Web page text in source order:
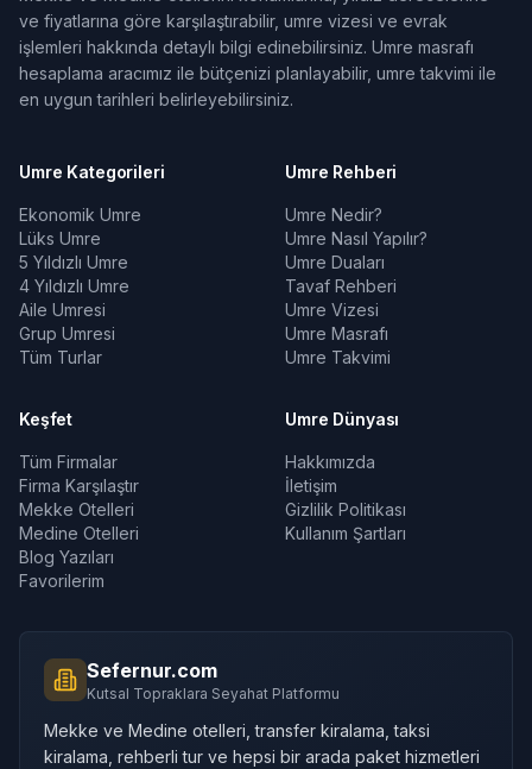
ve fiyatlarına göre karşılaştırabilir, umre vizesi ve evrak
işlemleri hakkında detaylı bilgi edinebilirsiniz. Umre masrafı
hesaplama aracımız ile bütçenizi planlayabilir, umre takvimi ile
en uygun tarihleri belirleyebilirsiniz.
Umre Kategorileri
Ekonomik Umre
Lüks Umre
5 Yıldızlı Umre
4 Yıldızlı Umre
Aile Umresi
Grup Umresi
Tüm Turlar
Umre Rehberi
Umre Nedir?
Umre Nasıl Yapılır?
Umre Duaları
Tavaf Rehberi
Umre Vizesi
Umre Masrafı
Umre Takvimi
Keşfet
Tüm Firmalar
Firma Karşılaştır
Mekke Otelleri
Medine Otelleri
Blog Yazıları
Favorilerim
Umre Dünyası
Hakkımızda
İletişim
Gizlilik Politikası
Kullanım Şartları
Sefernur.com
Kutsal Topraklara Seyahat Platformu
Mekke ve Medine otelleri, transfer kiralama, taksi
kiralama, rehberli tur ve hepsi bir arada paket hizmetleri